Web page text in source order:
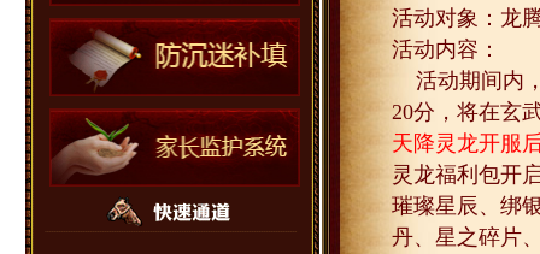
活动对象：龙
活动内容：
活动期间内
20分，将在玄
天降灵龙开服
灵龙福利包开
璀璨星辰、绑
丹、星之碎片